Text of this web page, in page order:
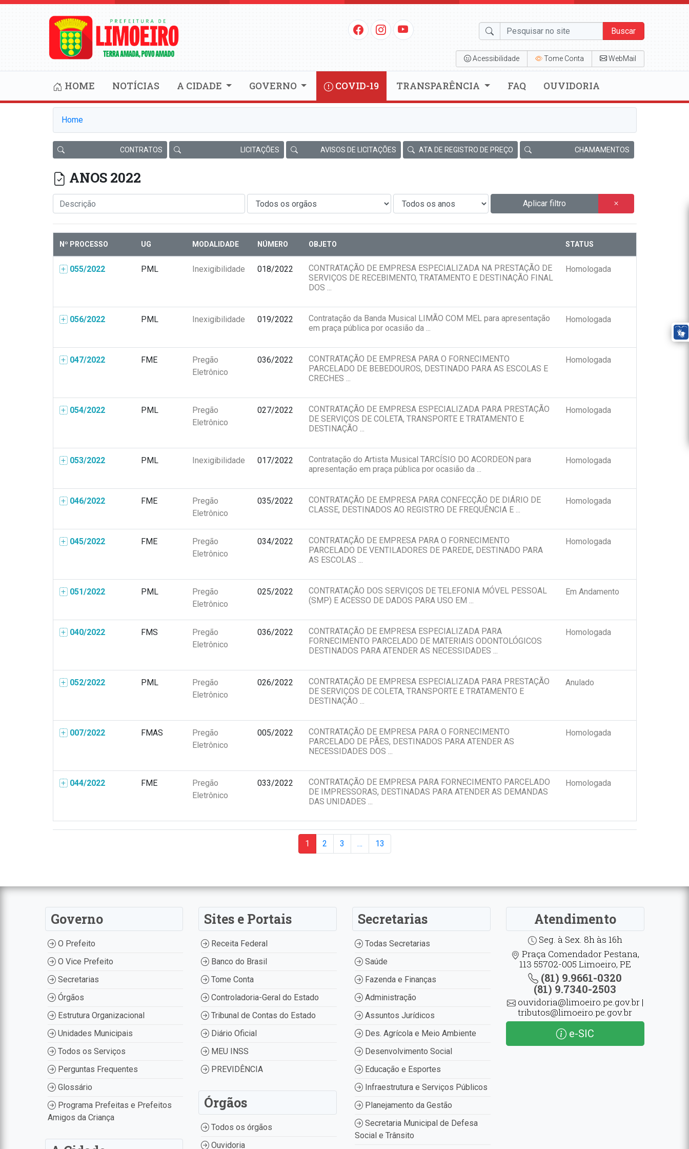
Buscar
Acessibilidade Tome Conta WebMail
HOME NOTÍCIAS A CIDADE GOVERNO COVID-19 TRANSPARÊNCIA FAQ OUVIDORIA
Home
CONTRATOS LICITAÇÕES AVISOS DE LICITAÇÕES ATA DE REGISTRO DE PREÇO CHAMAMENTOS
ANOS 2022
Aplicar filtro
Nº PROCESSO UG MODALIDADE NÚMERO OBJETO STATUS
055/2022 PML Inexigibilidade 018/2022
CONTRATAÇÃO DE EMPRESA ESPECIALIZADA NA PRESTAÇÃO DE
SERVIÇOS DE RECEBIMENTO, TRATAMENTO E DESTINAÇÃO FINAL
DOS ...
Homologada
056/2022 PML Inexigibilidade 019/2022
Contratação da Banda Musical LIMÃO COM MEL para apresentação
em praça pública por ocasião da ...
Homologada
047/2022 FME
Pregão
Eletrônico
036/2022
CONTRATAÇÃO DE EMPRESA PARA O FORNECIMENTO
PARCELADO DE BEBEDOUROS, DESTINADO PARA AS ESCOLAS E
CRECHES ...
Homologada
054/2022 PML
Pregão
Eletrônico
027/2022
CONTRATAÇÃO DE EMPRESA ESPECIALIZADA PARA PRESTAÇÃO
DE SERVIÇOS DE COLETA, TRANSPORTE E TRATAMENTO E
DESTINAÇÃO ...
Homologada
053/2022 PML Inexigibilidade 017/2022
Contratação do Artista Musical TARCÍSIO DO ACORDEON para
apresentação em praça pública por ocasião da ...
Homologada
046/2022 FME
Pregão
Eletrônico
035/2022
CONTRATAÇÃO DE EMPRESA PARA CONFECÇÃO DE DIÁRIO DE
CLASSE, DESTINADOS AO REGISTRO DE FREQUÊNCIA E ...
Homologada
045/2022 FME
Pregão
Eletrônico
034/2022
CONTRATAÇÃO DE EMPRESA PARA O FORNECIMENTO
PARCELADO DE VENTILADORES DE PAREDE, DESTINADO PARA
AS ESCOLAS ...
Homologada
051/2022 PML
Pregão
Eletrônico
025/2022
CONTRATAÇÃO DOS SERVIÇOS DE TELEFONIA MÓVEL PESSOAL
(SMP) E ACESSO DE DADOS PARA USO EM ...
Em Andamento
040/2022 FMS
Pregão
Eletrônico
036/2022
CONTRATAÇÃO DE EMPRESA ESPECIALIZADA PARA
FORNECIMENTO PARCELADO DE MATERIAIS ODONTOLÓGICOS
DESTINADOS PARA ATENDER AS NECESSIDADES ...
Homologada
052/2022 PML
Pregão
Eletrônico
026/2022
CONTRATAÇÃO DE EMPRESA ESPECIALIZADA PARA PRESTAÇÃO
DE SERVIÇOS DE COLETA, TRANSPORTE E TRATAMENTO E
DESTINAÇÃO ...
Anulado
007/2022 FMAS
Pregão
Eletrônico
005/2022
CONTRATAÇÃO DE EMPRESA PARA O FORNECIMENTO
PARCELADO DE PÃES, DESTINADOS PARA ATENDER AS
NECESSIDADES DOS ...
Homologada
044/2022 FME
Pregão
Eletrônico
033/2022
CONTRATAÇÃO DE EMPRESA PARA FORNECIMENTO PARCELADO
DE IMPRESSORAS, DESTINADAS PARA ATENDER AS DEMANDAS
DAS UNIDADES ...
Homologada
1 2 3 … 13
Governo
O Prefeito
O Vice Prefeito
Secretarias
Órgãos
Estrutura Organizacional
Unidades Municipais
Todos os Serviços
Perguntas Frequentes
Glossário
Programa Prefeitas e Prefeitos
Amigos da Criança
Sites e Portais
Receita Federal
Banco do Brasil
Tome Conta
Controladoria-Geral do Estado
Tribunal de Contas do Estado
Diário Oficial
MEU INSS
PREVIDÊNCIA
Órgãos
Todos os órgãos
Ouvidoria
Secretarias
Todas Secretarias
Saúde
Fazenda e Finanças
Administração
Assuntos Jurídicos
Des. Agrícola e Meio Ambiente
Desenvolvimento Social
Educação e Esportes
Infraestrutura e Serviços Públicos
Planejamento da Gestão
Secretaria Municipal de Defesa
Social e Trânsito
Atendimento
Seg. à Sex. 8h às 16h
Praça Comendador Pestana,
113 55702-005 Limoeiro, PE
(81) 9.9661-0320
(81) 9.7340-2503
ouvidoria@limoeiro.pe.gov.br |
tributos@limoeiro.pe.gov.br
e-SIC